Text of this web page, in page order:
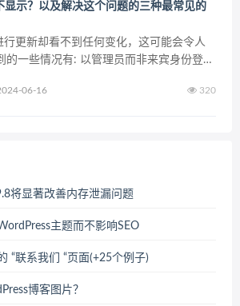
显示？以及解决这个问题的三种最常见的
行更新却看不到任何变化，这可能会令人
的一些情况有: 以管理员而非来宾身份登录
WordPre...
06-16 320
将显著改善内存泄漏问题
主题而不影响SEO
“联系我们 “页面(+25个例子)
博客图片？